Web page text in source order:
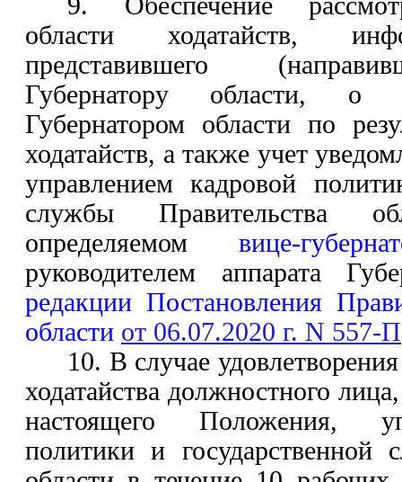
области ходатайств,
представившего
Губернатору области, о
Губернатором области по
ходатайств, а также учет
управлением кадровой
службы Правительства
определяемомвице-
руководителем аппарата
редакции Постановления
области от 06.07.2020 г. N 557-П
10. В случае
ходатайства должностного
настоящего Положения,
политики и государственной